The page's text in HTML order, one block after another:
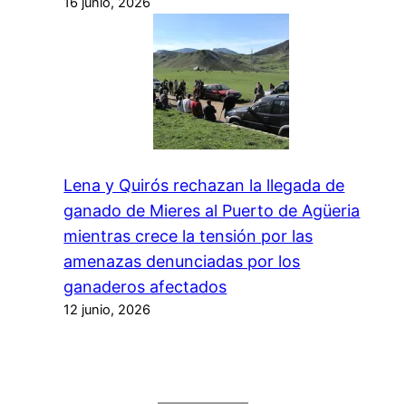
Lena y Quirós rechazan la llegada de
ganado de Mieres al Puerto de Agüeria
mientras crece la tensión por las
amenazas denunciadas por los
ganaderos afectados
12 junio, 2026